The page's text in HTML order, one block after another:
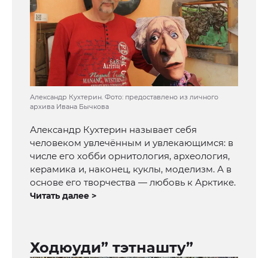
Александр Кухтерин. Фото: предоставлено из личного
архива Ивана Бычкова
Александр Кухтерин называет себя
человеком увлечённым и увлекающимся: в
числе его хобби орнитология, археология,
керамика и, наконец, куклы, моделизм. А в
основе его творчества — любовь к Арктике.
Читать далее >
Ходюуди” тэтнашту”